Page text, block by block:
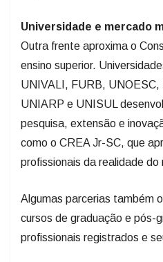
Universidade e mercado
Outra frente aproxima o
ensino superior.
UNIVALI, FURB, UNOESC,
UNIARP e UNISUL
pesquisa, extensão e
como o CREA Jr-SC, que
profissionais da realidade
Algumas parcerias também
cursos de graduação e pós-
profissionais registrados e